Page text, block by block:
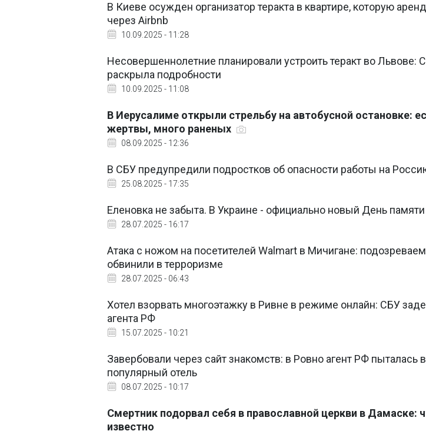
В Киеве осужден организатор теракта в квартире, которую
через Airbnb
10.09.2025 - 11:28
Несовершеннолетние планировали устроить теракт во Львове:
раскрыла подробности
10.09.2025 - 11:08
В Иерусалиме открыли стрельбу на автобусной остановке:
жертвы, много раненых
08.09.2025 - 12:36
В СБУ предупредили подростков об опасности работы на
25.08.2025 - 17:35
Еленовка не забыта. В Украине - официально новый День памяти
28.07.2025 - 16:17
Атака с ножом на посетителей Walmart в Мичигане:
обвинили в терроризме
28.07.2025 - 06:43
Хотел взорвать многоэтажку в Ривне в режиме онлайн: СБУ
агента РФ
15.07.2025 - 10:21
Завербовали через сайт знакомств: в Ровно агент РФ пыталась
популярный отель
08.07.2025 - 10:17
Смертник подорвал себя в православной церкви в Дамаске:
известно